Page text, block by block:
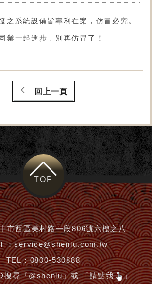
之系統設備皆專利在案，仿冒必究。
業一起進步，別再仿冒了！
回上一頁
TOP
市西區美村路一段806號六樓之八
：service@shenlu.com.tw
TEL：0800-530888
搜尋『@shenlu』或 「請點我 」